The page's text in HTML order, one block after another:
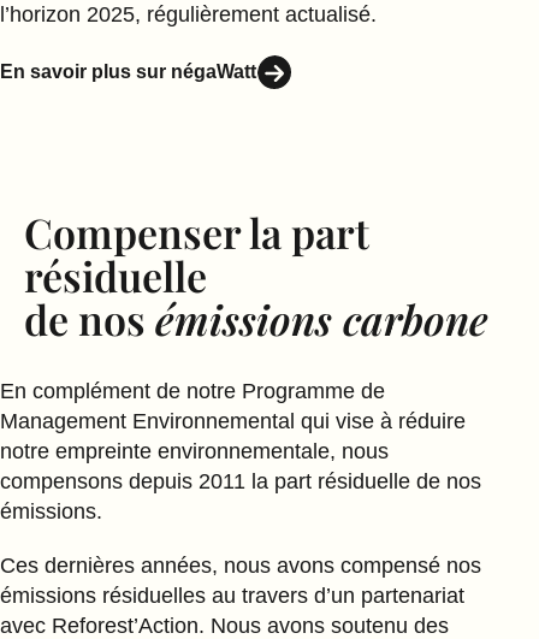
l’horizon 2025, régulièrement actualisé.
En savoir plus sur négaWatt
Compenser la part
résiduelle
de nosémissions carbone
En complément de notre Programme de
Management Environnemental qui vise à réduire
notre empreinte environnementale, nous
compensons depuis 2011 la part résiduelle de nos
émissions.
Ces dernières années, nous avons compensé nos
émissions résiduelles au travers d’un partenariat
avec Reforest’Action. Nous avons soutenu des